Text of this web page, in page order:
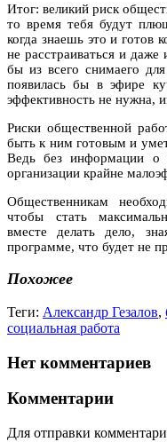
Итог: великий риск
то время тебя будут
когда знаешь это и готов
не расстраиваться и
бы из всего снимаего
появилась бы в эфире
эффективность не нужна,
Риски общественной
быть к ним готовым и
Ведь без информации о
организации крайне
Общественникам
чтобы стать
вместе делать дело,
программе, что будет не
Похожее
Теги: Александр Гезалов,
социальная работа
Нет комментариев
Комментарии
Для отправки